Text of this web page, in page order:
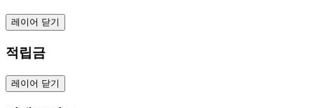
레이어 닫기
적립금
레이어 닫기